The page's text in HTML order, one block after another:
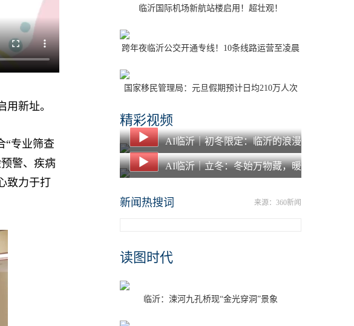
新址。
“专业筛查
警、疾病
致力于打
临沂国际机场新航站楼启用！超壮观！
跨年夜临沂公交开通专线！10条线路运营至凌晨
国家移民管理局：元旦假期预计日均210万人次
精彩视频
AI临沂｜初冬限定：临沂的浪漫
都藏在落叶里了
AI临沂｜立冬：冬始万物藏，暖
新闻热搜词 来源：360新闻
读图时代
临沂：涑河九孔桥现“金光穿洞”景象